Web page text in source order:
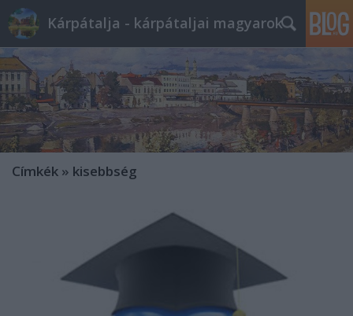
Kárpátalja - kárpátaljai magyarok
Címkék » kisebbség